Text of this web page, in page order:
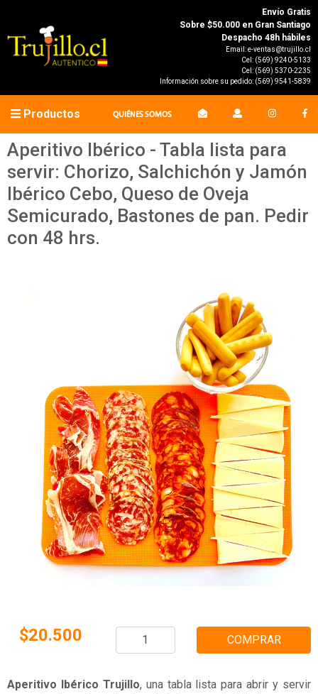
Envío Gratis
Sobre $50.000 en Gran Santiago
Despacho 48h hábiles
Email:e-ventas@trujillo.cl
Cel: (569) 9240-5133
Cel: (569) 5370-2235
Información sobre su pedido: (569) 9541-5839
Productos QUIÉNES SOMOS
Aperitivo Ibérico - Tabla lista para
servir: Chorizo, Salchichón y Jamón
Ibérico Cebo, Queso de Oveja
Semicurado, Bastones de pan. Pedir
con 48 hrs.
$20.500 COMPRAR
Aperitivo Ibérico Trujillo, una tabla lista para abrir y servir